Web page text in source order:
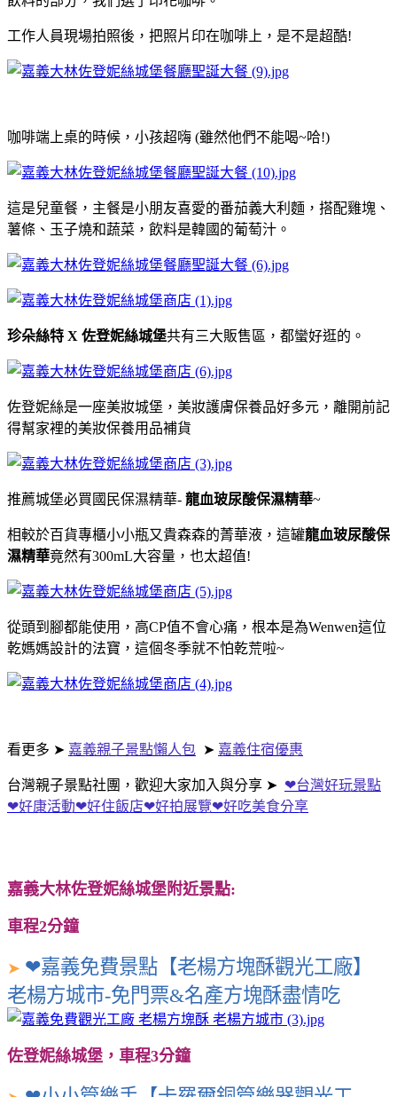
工作人員現場拍照後，把照片印在咖啡上，是不是超酷!
咖啡端上桌的時候，小孩超嗨 (雖然他們不能喝~哈!)
這是兒童餐，主餐是小朋友喜愛的番茄義大利麵，搭配雞塊、
薯條、玉子燒和蔬菜，飲料是韓國的葡萄汁。
珍朵絲特 X 佐登妮絲城堡共有三大販售區，都蠻好逛的。
佐登妮絲是一座美妝城堡，美妝護膚保養品好多元，離開前記
得幫家裡的美妝保養用品補貨
推薦城堡必買國民保濕精華- 龍血玻尿酸保濕精華~
相較於百貨專櫃小小瓶又貴森森的菁華液，這罐龍血玻尿酸保
濕精華竟然有300mL大容量，也太超值!
從頭到腳都能使用，高CP值不會心痛，根本是為Wenwen這位
乾媽媽設計的法寶，這個冬季就不怕乾荒啦~
看更多 ➤ 嘉義親子景點懶人包 ➤ 嘉義住宿優惠
台灣親子景點社團，歡迎大家加入與分享 ➤ ❤台灣好玩景點
❤好康活動❤好住飯店❤好拍展覽❤好吃美食分享
嘉義大林佐登妮絲城堡附近景點:
車程2分鐘
➤ ❤嘉義免費景點【老楊方塊酥觀光工廠】
老楊方城市-免門票&名產方塊酥盡情吃
佐登妮絲城堡，車程3分鐘